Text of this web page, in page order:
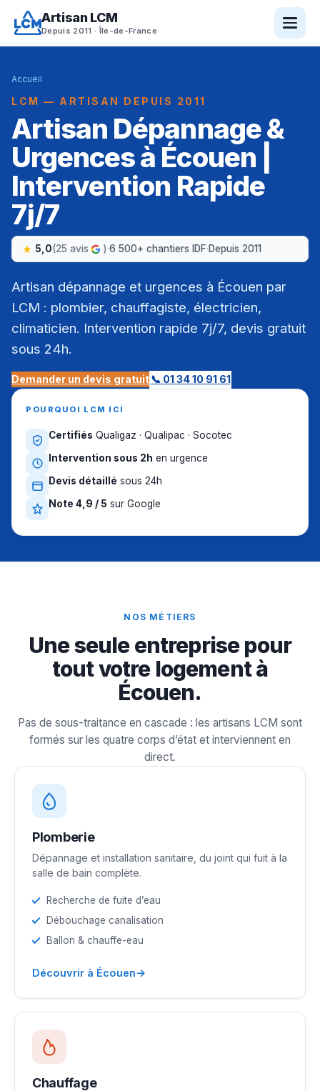
Artisan LCM
Depuis 2011 · Île-de-France
Accueil
LCM — ARTISAN DEPUIS 2011
Artisan Dépannage &
Urgences à Écouen |
Intervention Rapide
7j/7
5,0(25 avis )·6 500+ chantiers IDF·Depuis 2011
Artisan dépannage et urgences à Écouen par
LCM : plombier, chauffagiste, électricien,
climaticien. Intervention rapide 7j/7, devis gratuit
sous 24h.
Demander un devis gratuit📞 01 34 10 91 61
POURQUOI LCM ICI
Certifiés Qualigaz · Qualipac · Socotec
Intervention sous 2h en urgence
Devis détaillé sous 24h
Note 4,9 / 5 sur Google
NOS MÉTIERS
Une seule entreprise pour
tout votre logement à
Écouen.
Pas de sous-traitance en cascade : les artisans LCM sont
formés sur les quatre corps d’état et interviennent en
direct.
Plomberie
Dépannage et installation sanitaire, du joint qui fuit à la
salle de bain complète.
Recherche de fuite d’eau
Débouchage canalisation
Ballon & chauffe-eau
Découvrir à Écouen→
Chauffage